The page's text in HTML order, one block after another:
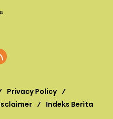
Privacy Policy
Indeks Berita